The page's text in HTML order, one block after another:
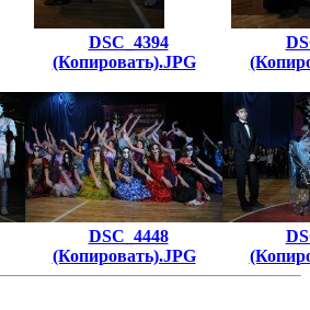
DSC_4394
(Копировать).JPG
DSC_4448
(Копировать).JPG